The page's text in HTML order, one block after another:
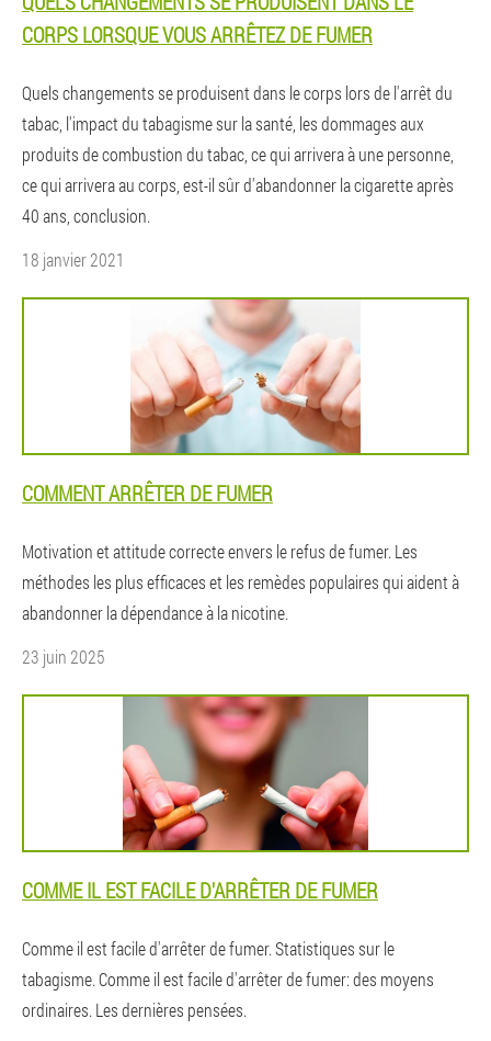
CORPS LORSQUE VOUS ARRÊTEZ DE FUMER
Quels changements se produisent dans le corps lors de l'arrêt du
tabac, l'impact du tabagisme sur la santé, les dommages aux
produits de combustion du tabac, ce qui arrivera à une personne,
ce qui arrivera au corps, est-il sûr d'abandonner la cigarette après
40 ans, conclusion.
18 janvier 2021
COMMENT ARRÊTER DE FUMER
Motivation et attitude correcte envers le refus de fumer. Les
méthodes les plus efficaces et les remèdes populaires qui aident à
abandonner la dépendance à la nicotine.
23 juin 2025
COMME IL EST FACILE D'ARRÊTER DE FUMER
Comme il est facile d'arrêter de fumer. Statistiques sur le
tabagisme. Comme il est facile d'arrêter de fumer: des moyens
ordinaires. Les dernières pensées.